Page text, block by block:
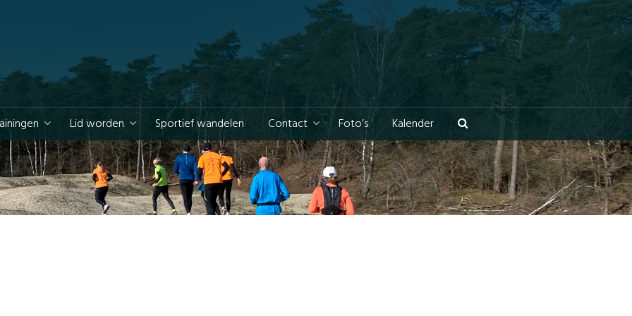
Lid worden Sportief wandelen Contact Foto’s Kalender